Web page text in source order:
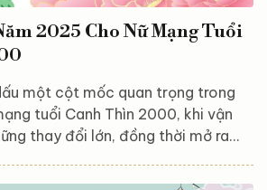
2025 Cho Nữ Mạng Tuổi
một cột mốc quan trọng trong
tuổi Canh Thìn 2000, khi vận
thay đổi lớn, đồng thời mở ra